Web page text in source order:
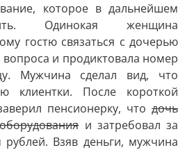
которое в дальнейшем
Одинокая женщина
гостю связаться с дочерью
и продиктовала номер
Мужчина сделал вид, что
клиентки. После короткой
пенсионерку, что дочь
и затребовал за
рублей. Взяв деньги, мужчина